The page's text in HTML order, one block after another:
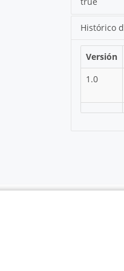
Histórico
Versión
1.0